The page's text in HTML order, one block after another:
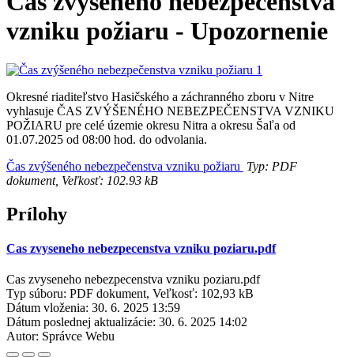
vzniku požiaru - Upozornenie
Okresné riaditeľstvo Hasičského a záchranného zboru v Nitre
vyhlasuje ČAS ZVÝŠENÉHO NEBEZPEČENSTVA VZNIKU
POŽIARU pre celé územie okresu Nitra a okresu Šaľa od
01.07.2025 od 08:00 hod. do odvolania.
Čas zvýšeného nebezpečenstva vzniku požiaru Typ: PDF
dokument, Veľkosť: 102.93 kB
Prílohy
Cas zvyseneho nebezpecenstva vzniku poziaru.pdf
Cas zvyseneho nebezpecenstva vzniku poziaru.pdf
Typ súboru: PDF dokument, Veľkosť: 102,93 kB
Dátum vloženia: 30. 6. 2025 13:59
Dátum poslednej aktualizácie: 30. 6. 2025 14:02
Autor: Správce Webu